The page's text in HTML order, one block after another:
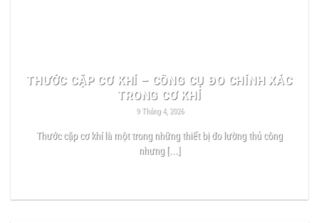
THƯỚC CẶP CƠ KHÍ – CÔNG CỤ ĐO CHÍNH XÁC
TRONG CƠ KHÍ
9 Tháng 4, 2026
Thước cặp cơ khí là một trong những thiết bị đo lường thủ công
nhưng [...]